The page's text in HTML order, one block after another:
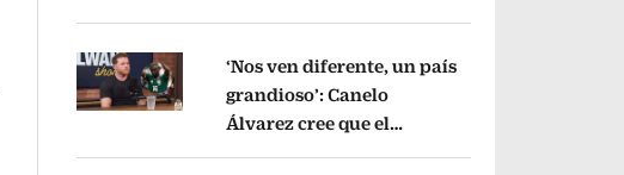
Opens in new window
‘Nos ven diferente, un país
grandioso’: Canelo
Álvarez cree que el